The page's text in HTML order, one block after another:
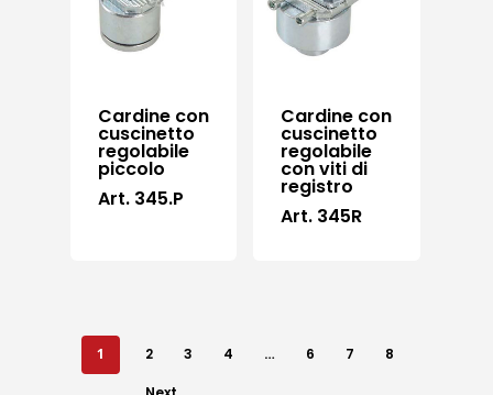
Cardine con
cuscinetto
regolabile
piccolo
Art. 345.P
Cardine con
cuscinetto
regolabile
con viti di
registro
Art. 345R
1 2 3 4 … 6 7 8
Prodotti
Cerniere per
Italiano